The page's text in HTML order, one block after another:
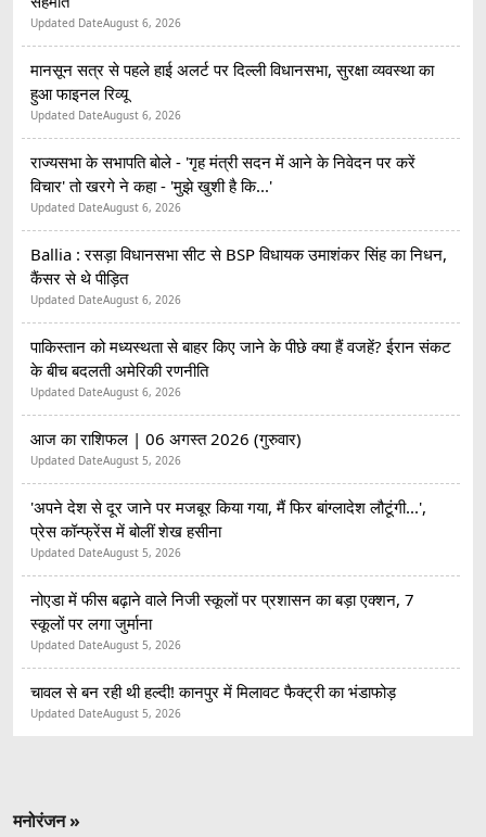
Updated DateAugust 6, 2026
मानसून सत्र से पहले हाई अलर्ट पर दिल्ली विधानसभा, सुरक्षा व्यवस्था का
हुआ फाइनल रिव्यू
Updated DateAugust 6, 2026
राज्यसभा के सभापति बोले - 'गृह मंत्री सदन में आने के निवेदन पर करें
विचार' तो खरगे ने कहा - 'मुझे खुशी है कि...'
Updated DateAugust 6, 2026
Ballia : रसड़ा विधानसभा सीट से BSP विधायक उमाशंकर सिंह का निधन,
कैंसर से थे पीड़ित
Updated DateAugust 6, 2026
पाकिस्तान को मध्यस्थता से बाहर किए जाने के पीछे क्या हैं वजहें? ईरान संकट
के बीच बदलती अमेरिकी रणनीति
Updated DateAugust 6, 2026
आज का राशिफल | 06 अगस्त 2026 (गुरुवार)
Updated DateAugust 5, 2026
'अपने देश से दूर जाने पर मजबूर किया गया, मैं फिर बांग्लादेश लौटूंगी...',
प्रेस कॉन्फ्रेंस में बोलीं शेख हसीना
Updated DateAugust 5, 2026
नोएडा में फीस बढ़ाने वाले निजी स्कूलों पर प्रशासन का बड़ा एक्शन, 7
स्कूलों पर लगा जुर्माना
Updated DateAugust 5, 2026
चावल से बन रही थी हल्दी! कानपुर में मिलावट फैक्ट्री का भंडाफोड़
Updated DateAugust 5, 2026
मनोरंजन »